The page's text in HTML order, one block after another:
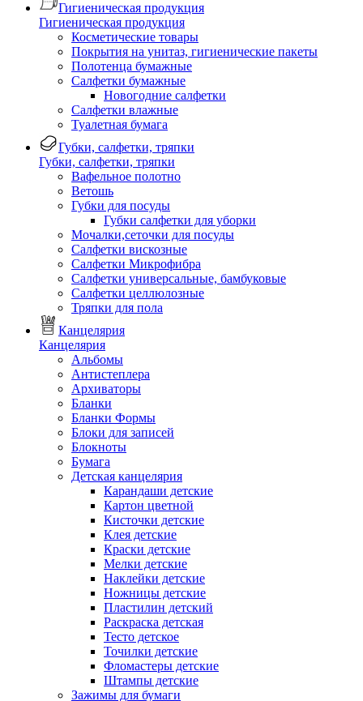
Гигиеническая продукция
Гигиеническая продукция
Косметические товары
Покрытия на унитаз, гигиенические пакеты
Полотенца бумажные
Салфетки бумажные
Новогодние салфетки
Салфетки влажные
Туалетная бумага
Губки, салфетки, тряпки
Губки, салфетки, тряпки
Вафельное полотно
Ветошь
Губки для посуды
Губки салфетки для уборки
Мочалки,сеточки для посуды
Салфетки вискозные
Салфетки Микрофибра
Салфетки универсальные, бамбуковые
Салфетки целлюлозные
Тряпки для пола
Канцелярия
Канцелярия
Альбомы
Антистеплера
Архиваторы
Бланки
Бланки Формы
Блоки для записей
Блокноты
Бумага
Детская канцелярия
Карандаши детские
Картон цветной
Кисточки детские
Клея детские
Краски детские
Мелки детские
Наклейки детские
Ножницы детские
Пластилин детский
Раскраска детская
Тесто детское
Точилки детские
Фломастеры детские
Штампы детские
Зажимы для бумаги